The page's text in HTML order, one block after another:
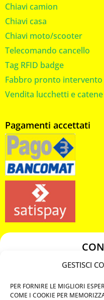
GESTISCI
PER FORNIRE LE MIGLIORI
COME I COOKIE PER
Chiavi camion
Chiavi casa
Chiavi moto/scooter
Telecomando cancello
Tag RFID badge
Fabbro pronto intervento
Vendita lucchetti e catene
Pagamenti accettati
349 3863811